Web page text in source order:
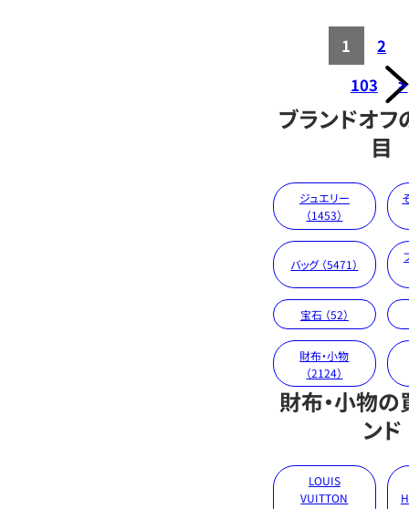
1
2
103
>
ブランドオ
目
ジュエリー
（1453）
バッグ （5471）
宝石 （52）
財布・小物
（2124）
財布・小物
ンド
LOUIS
VUITTON